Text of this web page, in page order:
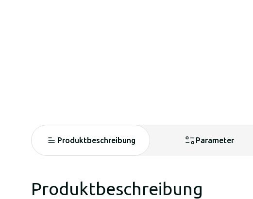
Produktbeschreibung Parameter
Produktbeschreibung